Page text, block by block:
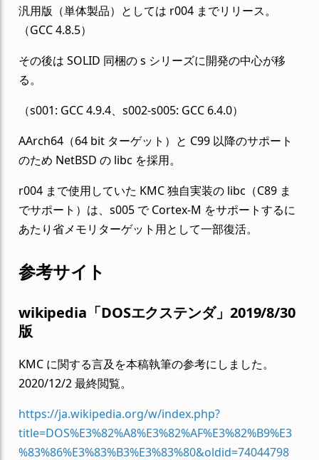
汎用版（単体製品）としては r004 までリリース。
（GCC 4.8.5）
その後は SOLID 同梱の s シリーズに開発の中心が移
る。
（s001: GCC 4.9.4、s002-s005: GCC 6.4.0）
AArch64（64 bit ターゲット）と C99 以降のサポート
のため NetBSD の libc を採用。
r004 まで使用していた KMC 独自実装の libc（C89 ま
でサポート）は、s005 で Cortex-M をサポートするに
あたり省メモリターゲット用として一部復活。
参考サイト
wikipedia「DOSエクステンダ」2019/8/30
版
KMC に関する言及を本稿執筆の参考にしました。
2020/12/2 最終閲覧。
https://ja.wikipedia.org/w/index.php?
title=DOS%E3%82%A8%E3%82%AF%E3%82%B9%E3
%83%86%E3%83%B3%E3%83%80&oldid=74044798